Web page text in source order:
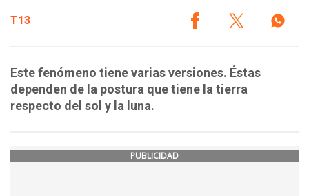
T13
Este fenómeno tiene varias versiones. Éstas
dependen de la postura que tiene la tierra
respecto del sol y la luna.
PUBLICIDAD